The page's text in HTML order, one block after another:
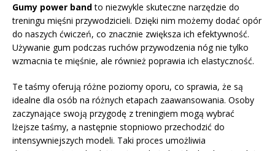
Gumy power bandto niezwykle skuteczne narzędzie do
treningu mięśni przywodzicieli. Dzięki nim możemy dodać opór
do naszych ćwiczeń, co znacznie zwiększa ich efektywność.
Używanie gum podczas ruchów przywodzenia nóg nie tylko
wzmacnia te mięśnie, ale również poprawia ich elastyczność.
Te taśmy oferują różne poziomy oporu, co sprawia, że są
idealne dla osób na różnych etapach zaawansowania. Osoby
zaczynające swoją przygodę z treningiem mogą wybrać
lżejsze taśmy, a następnie stopniowo przechodzić do
intensywniejszych modeli. Taki proces umożliwia